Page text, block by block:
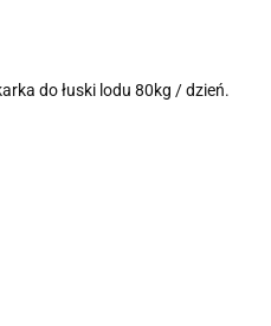
do łuski lodu 80kg / dzień.